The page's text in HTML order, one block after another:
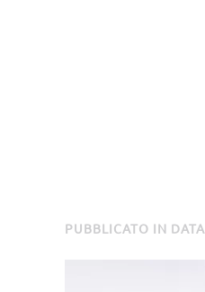
PUBBLICATO IN DATA